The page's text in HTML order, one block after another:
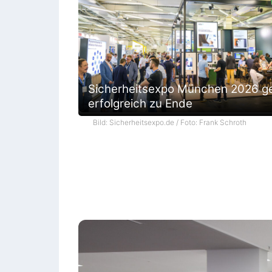
Sicherheitsexpo München 2026
erfolgreich zu Ende
Bild: Sicherheitsexpo.de / Foto: Frank Schroth